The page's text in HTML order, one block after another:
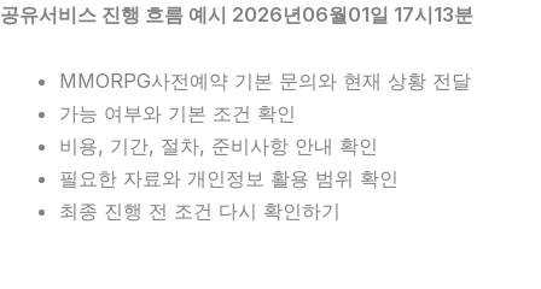
공유서비스 진행 흐름 예시 2026년06월01일 17시13분
MMORPG사전예약 기본 문의와 현재 상황 전달
가능 여부와 기본 조건 확인
비용, 기간, 절차, 준비사항 안내 확인
필요한 자료와 개인정보 활용 범위 확인
최종 진행 전 조건 다시 확인하기